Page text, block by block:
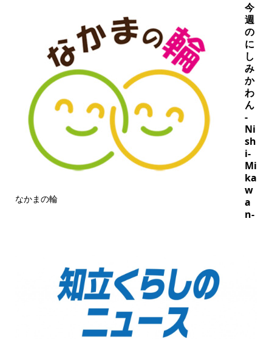
なかまの輪
今
週
の
に
し
み
か
わ
ん
-
Ni
sh
i-
Mi
ka
w
a
n-